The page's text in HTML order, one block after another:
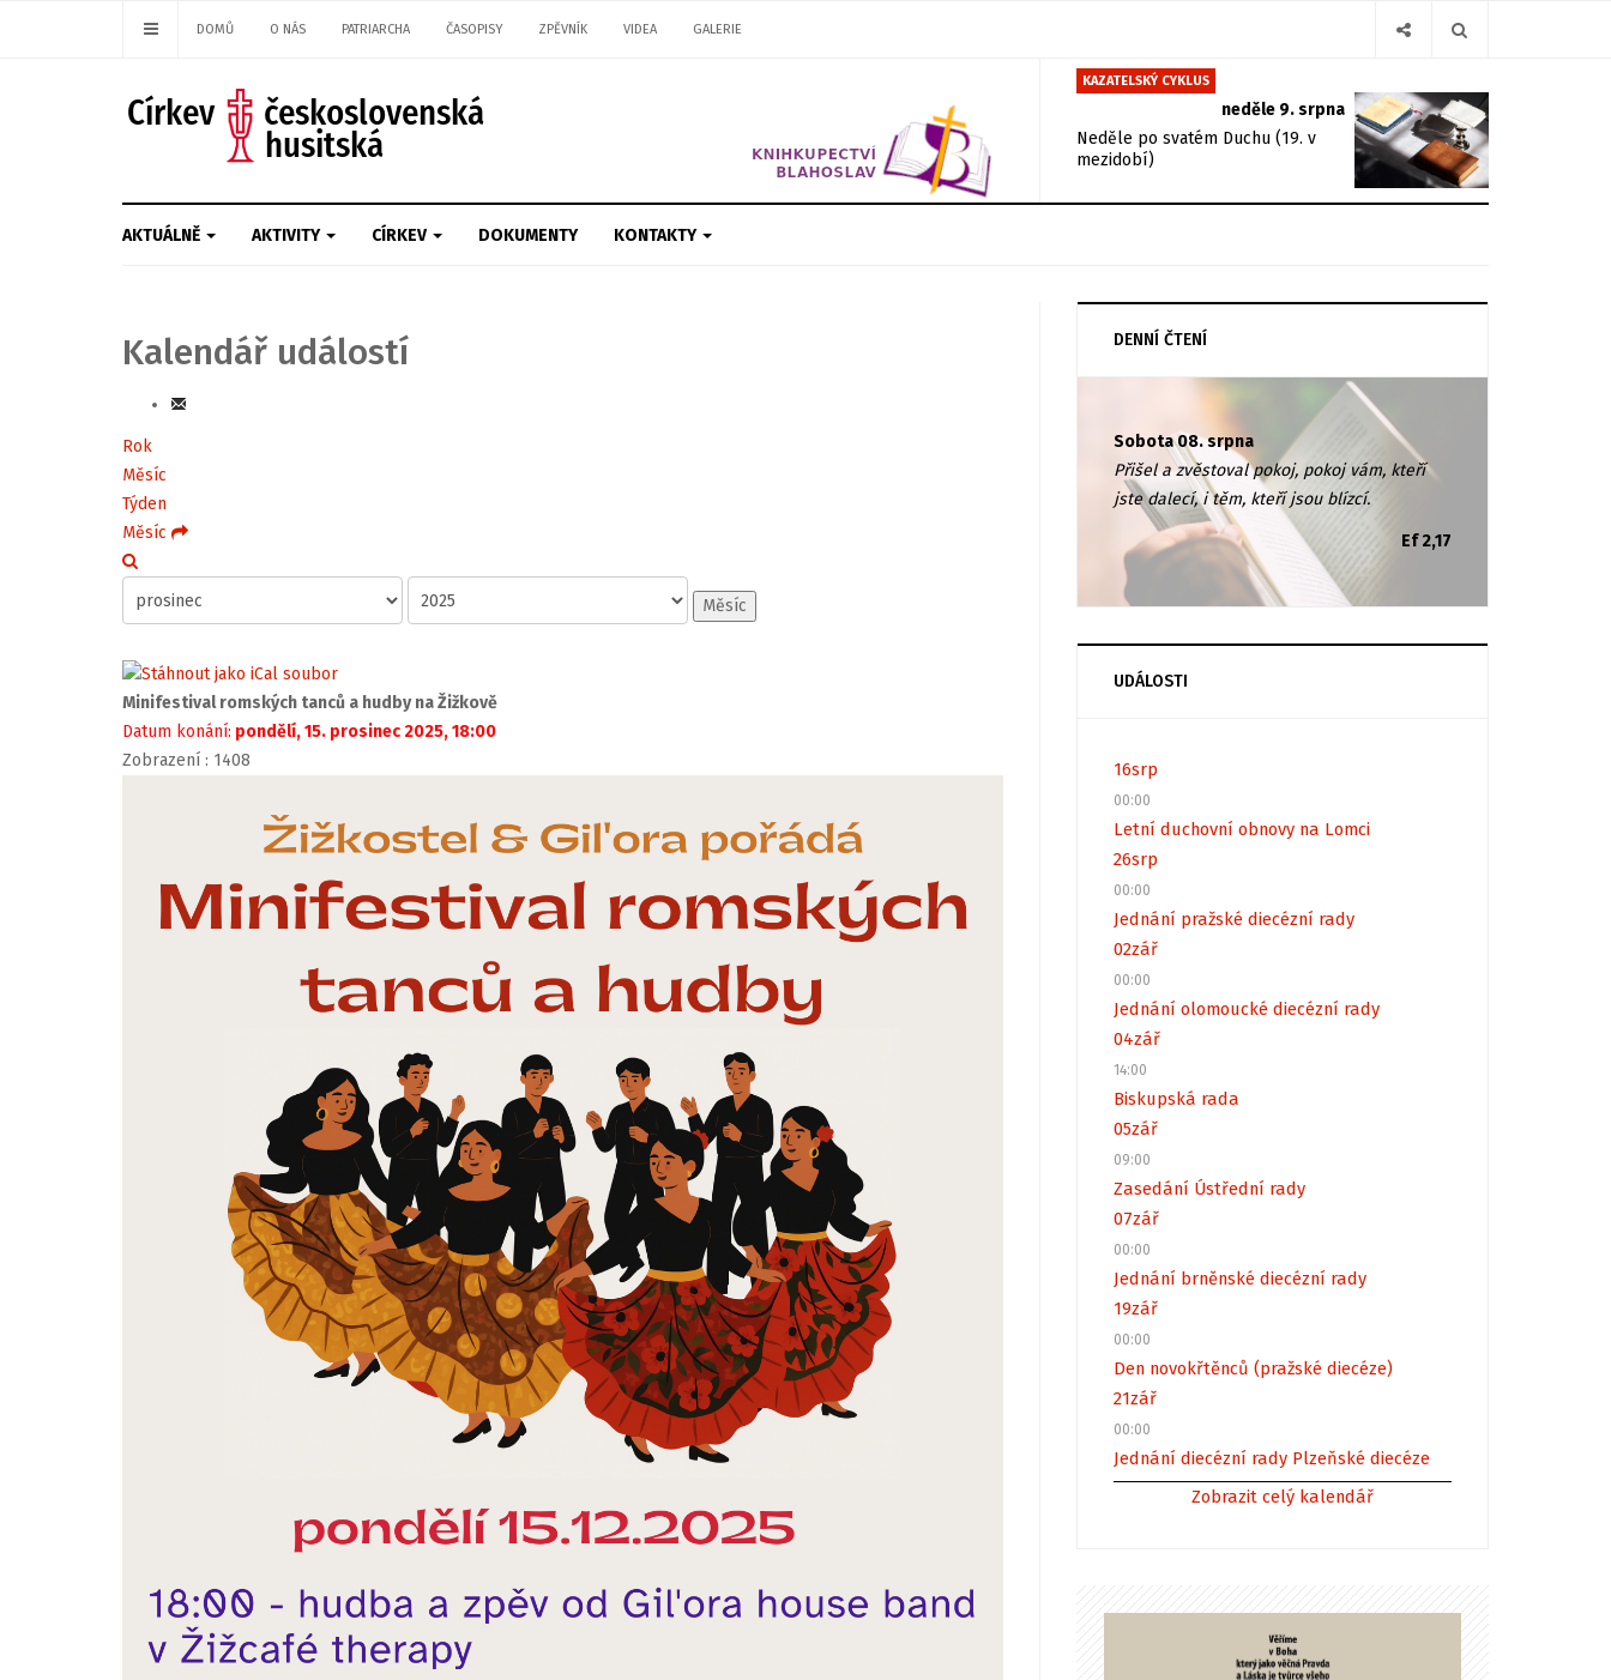
DOMŮ O NÁS PATRIARCHA ČASOPISY ZPĚVNÍK VIDEA GALERIE
KAZATELSKÝ CYKLUS
neděle 9. srpna
Neděle po svatém Duchu (19. v
mezidobí)
AKTUÁLNĚ AKTIVITY CÍRKEV DOKUMENTY KONTAKTY
Kalendář událostí
Rok
Měsíc
Týden
Měsíc
Měsíc
Minifestival romských tanců a hudby na Žižkově
Datum konání: pondělí, 15. prosinec 2025, 18:00
Zobrazení : 1408
DENNÍ ČTENÍ
Sobota 08. srpna
Přišel a zvěstoval pokoj, pokoj vám, kteří
jste dalecí, i těm, kteří jsou blízcí.
Ef 2,17
UDÁLOSTI
16srp
00:00
Letní duchovní obnovy na Lomci
26srp
00:00
Jednání pražské diecézní rady
02zář
00:00
Jednání olomoucké diecézní rady
04zář
14:00
Biskupská rada
05zář
09:00
Zasedání Ústřední rady
07zář
00:00
Jednání brněnské diecézní rady
19zář
00:00
Den novokřtěnců (pražské diecéze)
21zář
00:00
Jednání diecézní rady Plzeňské diecéze
Zobrazit celý kalendář